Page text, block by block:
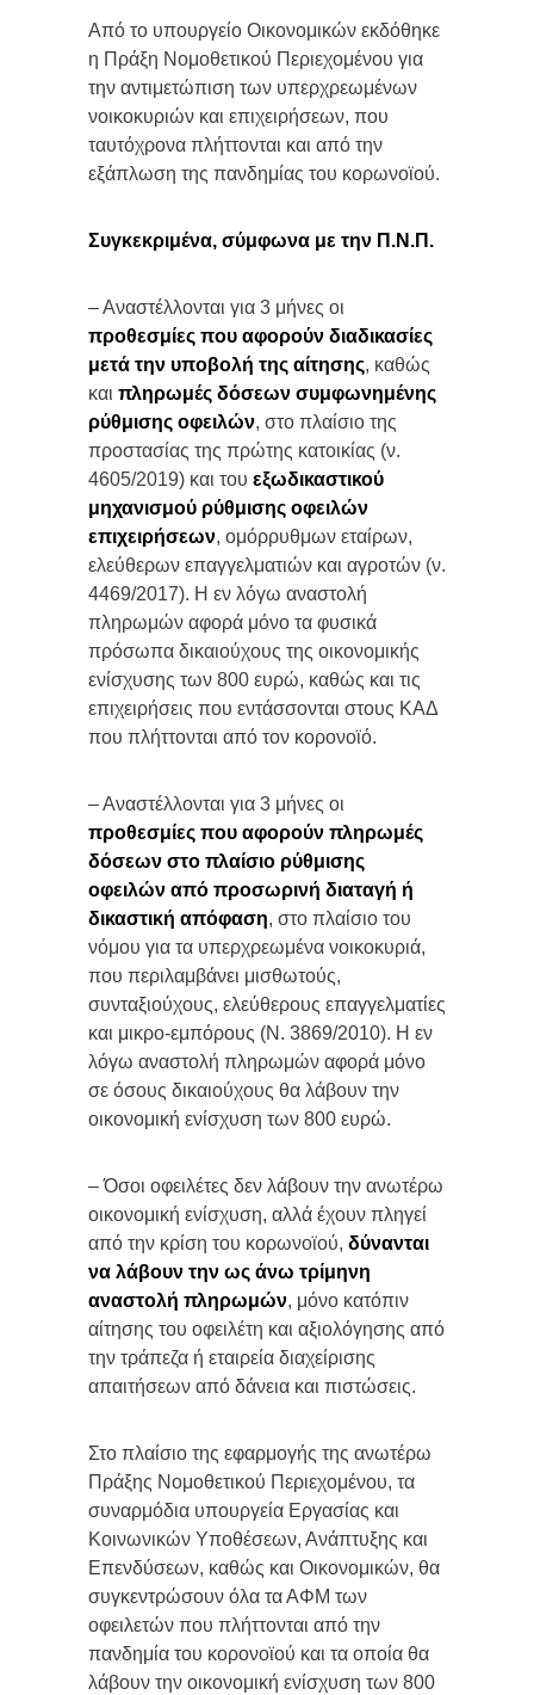
Από το υπουργείο Οικονομικών εκδόθηκε
η Πράξη Νομοθετικού Περιεχομένου για
την αντιμετώπιση των υπερχρεωμένων
νοικοκυριών και επιχειρήσεων, που
ταυτόχρονα πλήττονται και από την
εξάπλωση της πανδημίας του κορωνοϊού.
Συγκεκριμένα, σύμφωνα με την Π.Ν.Π.
– Αναστέλλονται για 3 μήνες οι
προθεσμίες που αφορούν διαδικασίες
μετά την υποβολή της αίτησης, καθώς
και πληρωμές δόσεων συμφωνημένης
ρύθμισης οφειλών, στο πλαίσιο της
προστασίας της πρώτης κατοικίας (ν.
4605/2019) και του εξωδικαστικού
μηχανισμού ρύθμισης οφειλών
επιχειρήσεων, ομόρρυθμων εταίρων,
ελεύθερων επαγγελματιών και αγροτών (ν.
4469/2017). Η εν λόγω αναστολή
πληρωμών αφορά μόνο τα φυσικά
πρόσωπα δικαιούχους της οικονομικής
ενίσχυσης των 800 ευρώ, καθώς και τις
επιχειρήσεις που εντάσσονται στους ΚΑΔ
που πλήττονται από τον κορονοϊό.
– Αναστέλλονται για 3 μήνες οι
προθεσμίες που αφορούν πληρωμές
δόσεων στο πλαίσιο ρύθμισης
οφειλών από προσωρινή διαταγή ή
δικαστική απόφαση, στο πλαίσιο του
νόμου για τα υπερχρεωμένα νοικοκυριά,
που περιλαμβάνει μισθωτούς,
συνταξιούχους, ελεύθερους επαγγελματίες
και μικρο-εμπόρους (Ν. 3869/2010). Η εν
λόγω αναστολή πληρωμών αφορά μόνο
σε όσους δικαιούχους θα λάβουν την
οικονομική ενίσχυση των 800 ευρώ.
– Όσοι οφειλέτες δεν λάβουν την ανωτέρω
οικονομική ενίσχυση, αλλά έχουν πληγεί
από την κρίση του κορωνοϊού, δύνανται
να λάβουν την ως άνω τρίμηνη
αναστολή πληρωμών, μόνο κατόπιν
αίτησης του οφειλέτη και αξιολόγησης από
την τράπεζα ή εταιρεία διαχείρισης
απαιτήσεων από δάνεια και πιστώσεις.
Στο πλαίσιο της εφαρμογής της ανωτέρω
Πράξης Νομοθετικού Περιεχομένου, τα
συναρμόδια υπουργεία Εργασίας και
Κοινωνικών Υποθέσεων, Ανάπτυξης και
Επενδύσεων, καθώς και Οικονομικών, θα
συγκεντρώσουν όλα τα ΑΦΜ των
οφειλετών που πλήττονται από την
πανδημία του κορονοϊού και τα οποία θα
λάβουν την οικονομική ενίσχυση των 800